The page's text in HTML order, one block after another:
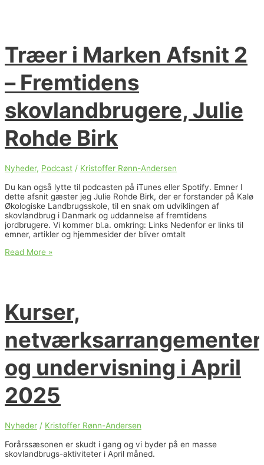
etablerer
etablering
drift
af
Træer i Marken Afsnit 2
– Fremtidens
skovlandbrugere, Julie
Rohde Birk
Nyheder, Podcast / Kristoffer Rønn-Andersen
Du kan også lytte til podcasten på iTunes eller Spotify. Emner I
dette afsnit gæster jeg Julie Rohde Birk, der er forstander på Kalø
Økologiske Landbrugsskole, til en snak om udviklingen af
skovlandbrug i Danmark og uddannelse af fremtidens
jordbrugere. Vi kommer bl.a. omkring: Links Nedenfor er links til
emner, artikler og hjemmesider der bliver omtalt
Træer
Fremtidens
skovlandbrugere,
Rohde
Birk
Read More »
Kurser,
netværksarrangementer
og undervisning i April
2025
Nyheder / Kristoffer Rønn-Andersen
Forårssæsonen er skudt i gang og vi byder på en masse
skovlandbrugs-aktiviteter i April måned.